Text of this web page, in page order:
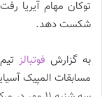
شکست دهد.
به گزارش فوتبالزتیم
مسابقات المپیک